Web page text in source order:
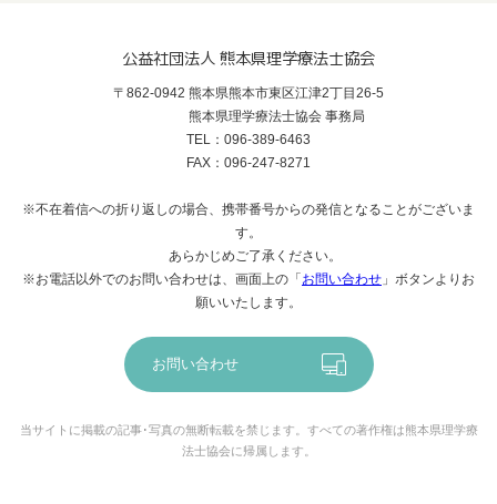
公益社団法人 熊本県理学療法士協会
〒862-0942 熊本県熊本市東区江津2丁目26-5
熊本県理学療法士協会 事務局
TEL：096-389-6463
FAX：096-247-8271
※不在着信への折り返しの場合、携帯番号からの発信となることがございま
す。
あらかじめご了承ください。
※お電話以外でのお問い合わせは、画面上の「 お問い合わせ 」ボタンよりお
願いいたします。
お問い合わせ
当サイトに掲載の記事･写真の無断転載を禁じます。すべての著作権は熊本県理学療
法士協会に帰属します。